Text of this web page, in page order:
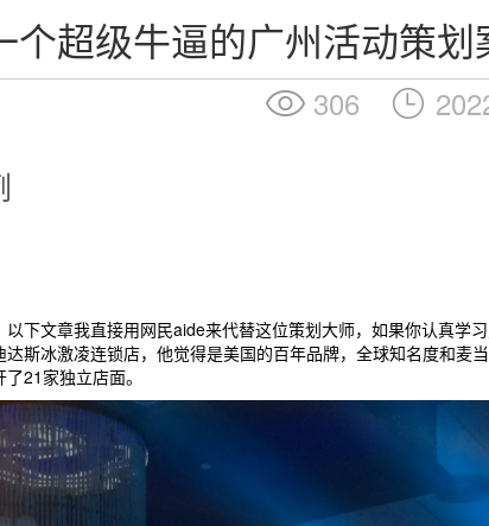
个超级牛逼的广州活动策划
306
下文章我直接用网民aide来代替这位策划大师，如果你认真学习
斯冰激凌连锁店，他觉得是美国的百年品牌，全球知名度和麦
21家独立店面。